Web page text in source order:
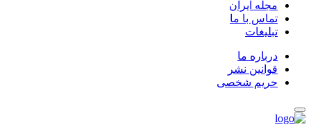
مجله ایران
تماس با ما
تبلیغات
درباره ما
قوانین نشر
حریم شخصی